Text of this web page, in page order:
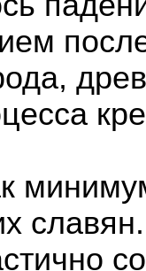
славян.